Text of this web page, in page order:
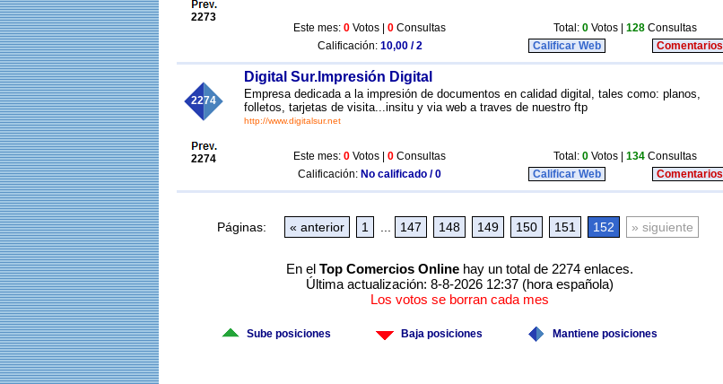
2273
Este mes: 0 Votos | 0 Consultas Total: 0 Votos | 128 Consultas
Calificación: 10,00 / 2 Calificar Web Comentarios
2274
2274
Digital Sur.Impresión Digital
Empresa dedicada a la impresión de documentos en calidad digital, tales como: planos,
folletos, tarjetas de visita...insitu y via web a traves de nuestro ftp
http://www.digitalsur.net
Este mes: 0 Votos | 0 Consultas Total: 0 Votos | 134 Consultas
Calificación: No calificado / 0 Calificar Web Comentarios
Páginas: « anterior 1 147 148 149 150 151 152 » siguiente
En el Top Comercios Onlinehay un total de 2274 enlaces.
Última actualización: 8-8-2026 12:37 (hora española)
Los votos se borran cada mes
Sube posiciones Baja posiciones Mantiene posiciones